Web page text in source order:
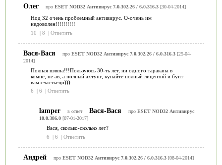
Олег про ESET NOD32 Антивирус 7.0.302.26 / 6.0.316.3[30-04-2014]
Нод 32 очень проблемный антивирус. О-очень им
недоволен!!!!!!!!!!
10
| 8 | Ответить
Вася-Вася про ESET NOD32 Антивирус 7.0.302.26 / 6.0.316.3[25-04-
2014]
Полная шляпа!!!Пользуюсь 30-ть лет, ни одного таракана в
компе, не ав, а полный ахтунг, купайте полный лицензий и буит
вам счастьецо)))
6
| 6 | Ответить
lamper в ответ Вася-Вася про ESET NOD32 Антивирус
10.0.386.0[07-01-2017]
Вася, сколько-сколько лет?
6
| 6 | Ответить
Андрей про ESET NOD32 Антивирус 7.0.302.26 / 6.0.316.3[08-04-2014]